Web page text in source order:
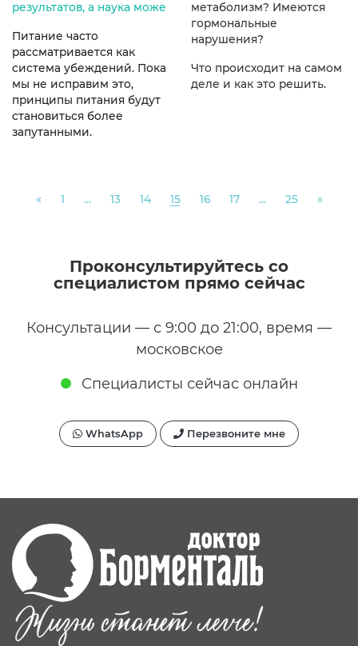
результатов, а наука може
Питание часто
рассматривается как
система убеждений. Пока
мы не исправим это,
принципы питания будут
становиться более
запутанными.
метаболизм? Имеются
гормональные
нарушения?
Что происходит на самом
деле и как это решить.
«Previous
1 ... 13 14 15 16 17 ... 25 »Next
Проконсультируйтесь со
специалистом прямо сейчас
Консультации — с 9:00 до 21:00, время —
московское
Специалисты сейчас онлайн
WhatsApp Перезвоните мне